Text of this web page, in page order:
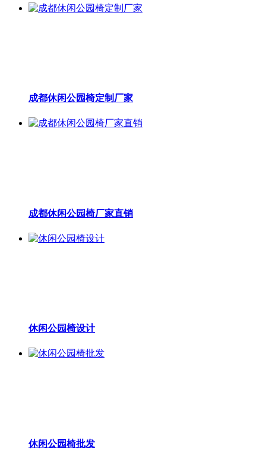
成都休闲公园椅定制厂家
成都休闲公园椅厂家直销
休闲公园椅设计
休闲公园椅批发